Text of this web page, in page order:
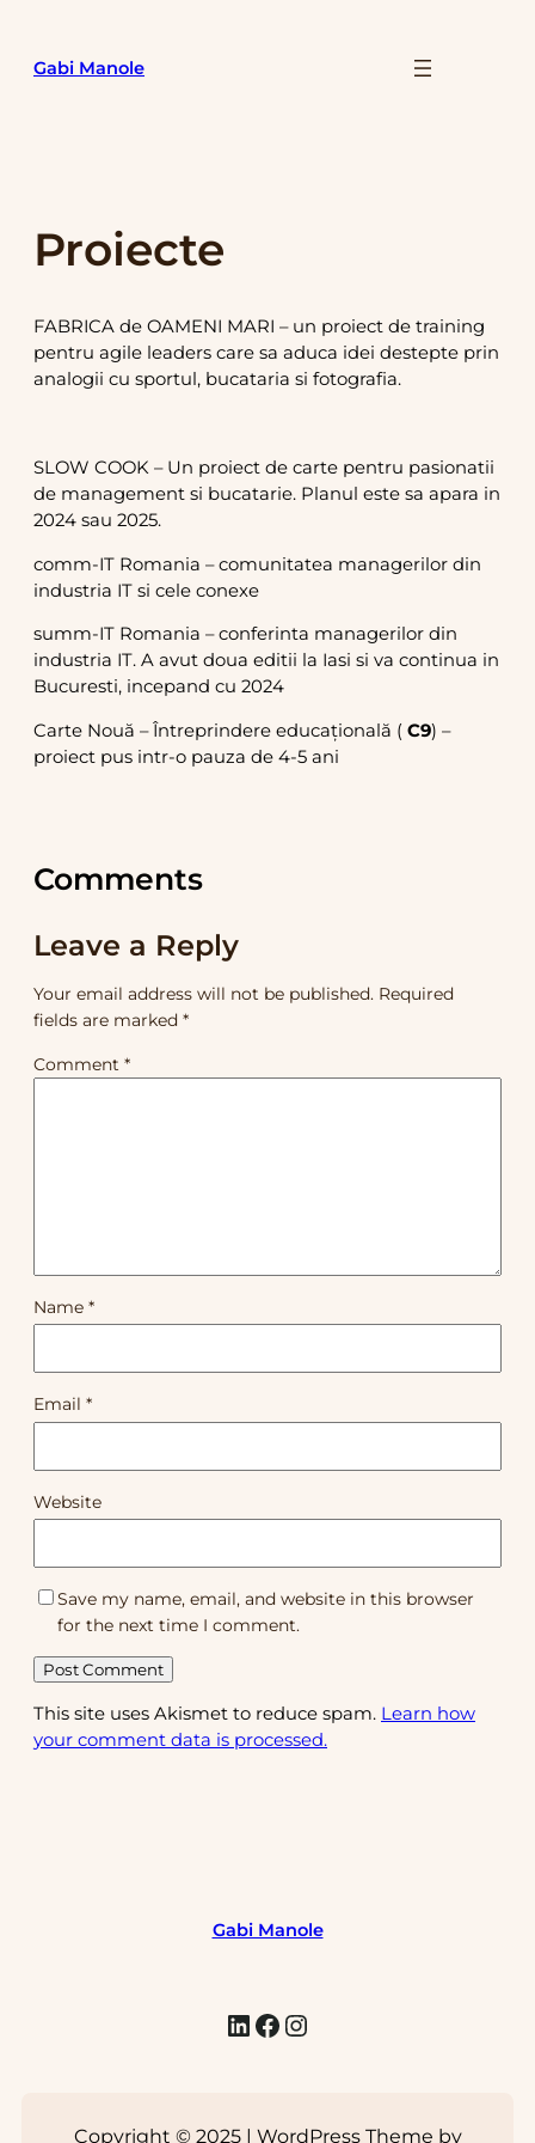
content
Gabi Manole
Proiecte
FABRICA de OAMENI MARI – un proiect de training
pentru agile leaders care sa aduca idei destepte prin
analogii cu sportul, bucataria si fotografia.
SLOW COOK – Un proiect de carte pentru pasionatii
de management si bucatarie. Planul este sa apara in
2024 sau 2025.
comm-IT Romania – comunitatea managerilor din
industria IT si cele conexe
summ-IT Romania – conferinta managerilor din
industria IT. A avut doua editii la Iasi si va continua in
Bucuresti, incepand cu 2024
Carte Nouă – Întreprindere educațională ( C9) –
proiect pus intr-o pauza de 4-5 ani
Comments
Leave a Reply
Your email address will not be published. Required
fields are marked *
Comment *
Name *
Email *
Website
Save my name, email, and website in this browser
for the next time I comment.
This site uses Akismet to reduce spam. Learn how
your comment data is processed.
Gabi Manole
LinkedIn Facebook Instagram
Copyright © 2025 | WordPress Theme by